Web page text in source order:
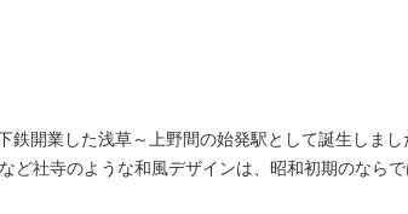
開業した浅草～上野間の始発駅として誕生しま
社寺のような和風デザインは、昭和初期のなら